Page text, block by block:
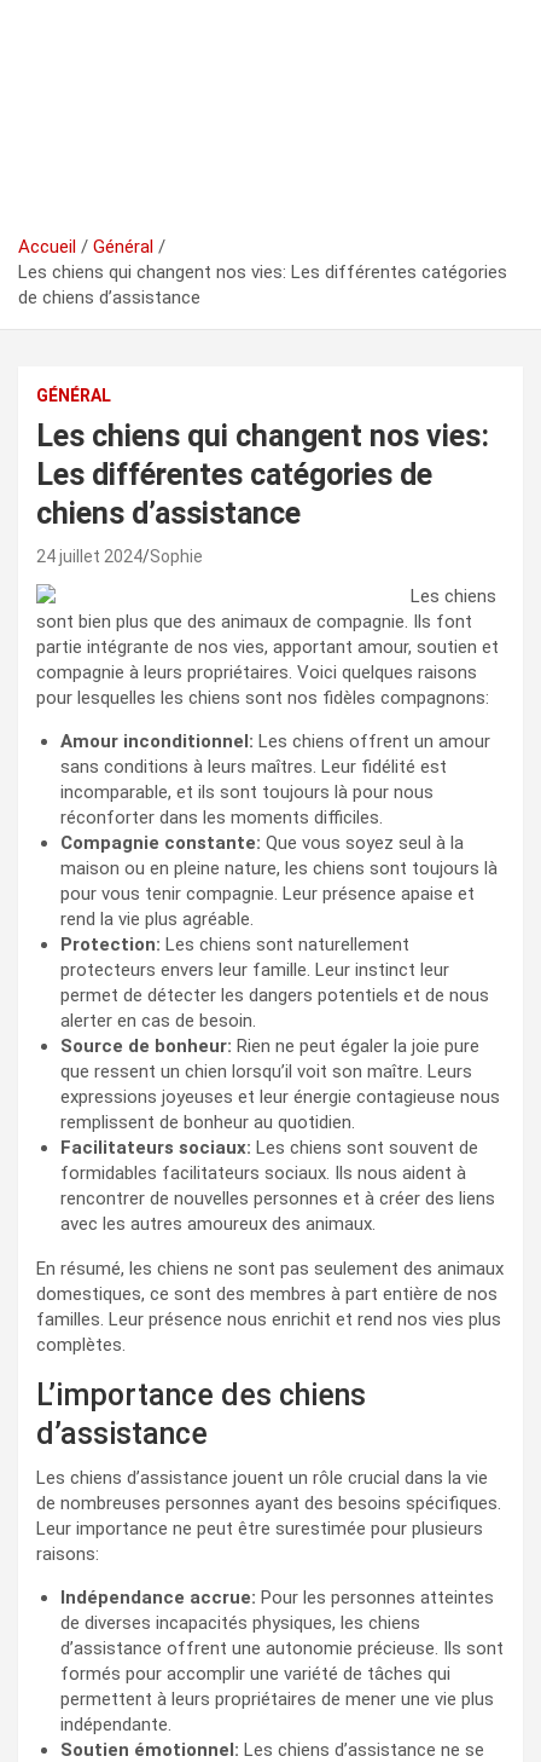
Accueil
Général
Les chiens qui changent nos vies: Les différentes catégories
de chiens d’assistance
GÉNÉRAL
Les chiens qui changent nos vies:
Les différentes catégories de
chiens d’assistance
24 juillet 2024 Sophie
Les chiens
sont bien plus que des animaux de compagnie. Ils font
partie intégrante de nos vies, apportant amour, soutien et
compagnie à leurs propriétaires. Voici quelques raisons
pour lesquelles les chiens sont nos fidèles compagnons:
Amour inconditionnel: Les chiens offrent un amour
sans conditions à leurs maîtres. Leur fidélité est
incomparable, et ils sont toujours là pour nous
réconforter dans les moments difficiles.
Compagnie constante: Que vous soyez seul à la
maison ou en pleine nature, les chiens sont toujours là
pour vous tenir compagnie. Leur présence apaise et
rend la vie plus agréable.
Protection: Les chiens sont naturellement
protecteurs envers leur famille. Leur instinct leur
permet de détecter les dangers potentiels et de nous
alerter en cas de besoin.
Source de bonheur: Rien ne peut égaler la joie pure
que ressent un chien lorsqu’il voit son maître. Leurs
expressions joyeuses et leur énergie contagieuse nous
remplissent de bonheur au quotidien.
Facilitateurs sociaux: Les chiens sont souvent de
formidables facilitateurs sociaux. Ils nous aident à
rencontrer de nouvelles personnes et à créer des liens
avec les autres amoureux des animaux.
En résumé, les chiens ne sont pas seulement des animaux
domestiques, ce sont des membres à part entière de nos
familles. Leur présence nous enrichit et rend nos vies plus
complètes.
L’importance des chiens
d’assistance
Les chiens d’assistance jouent un rôle crucial dans la vie
de nombreuses personnes ayant des besoins spécifiques.
Leur importance ne peut être surestimée pour plusieurs
raisons:
Indépendance accrue: Pour les personnes atteintes
de diverses incapacités physiques, les chiens
d’assistance offrent une autonomie précieuse. Ils sont
formés pour accomplir une variété de tâches qui
permettent à leurs propriétaires de mener une vie plus
indépendante.
Soutien émotionnel: Les chiens d’assistance ne se